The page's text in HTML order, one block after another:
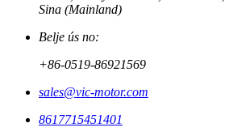
Sina (Mainland)
Belje ús no:
+86-0519-86921569
sales@vic-motor.com
8617715451401